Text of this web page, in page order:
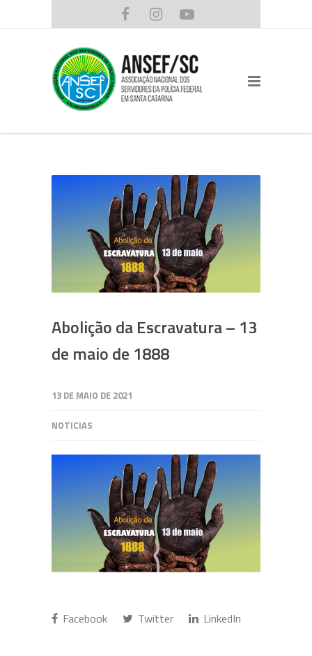
Abolição da Escravatura – 13
de maio de 1888
13 DE MAIO DE 2021
NOTICIAS
Facebook Twitter LinkedIn